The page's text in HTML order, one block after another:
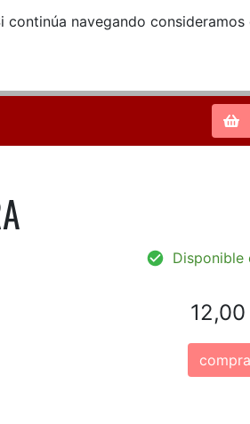
navegando consideramos
Disponible